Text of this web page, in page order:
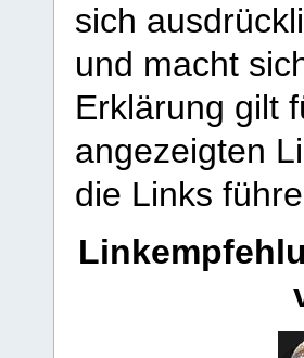
sich
und macht
Erklärung gilt
angezeigten
die Links